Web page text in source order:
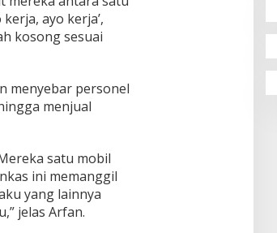
ayo kerja’,
kosong sesuai
menyebar personel
menjual
satu mobil
ini memanggil
yang lainnya
jelas Arfan.